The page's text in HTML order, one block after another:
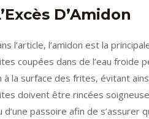
D’Amidon
l’article, l’amidon est la
coupées dans de l’eau
la surface des frites, évitant
doivent être rincées
passoire afin de